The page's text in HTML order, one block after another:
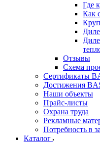
Где
Как
Отзывы
Схема
Сертификаты
Достижения
Наши объекты
Прайс-листы
Охрана труда
Рекламные
Потребность в
Каталог